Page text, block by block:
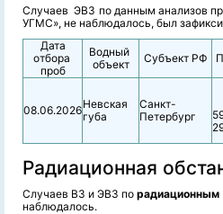
Случаев ЭВЗ по данным анализов
УГМС», не наблюдалось, был
Дата
отбора
проб
Водный
объект
Субъект РФ
08.06.2026Невская
губа
Санкт-
Петербург
Радиационная
Случаев ВЗ и ЭВЗ порадиационным
наблюдалось.